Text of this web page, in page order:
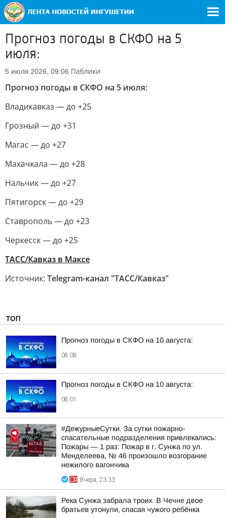
Прогноз погоды в СКФО на 5
июля:
5 июля 2026, 09:06 Паблики
Прогноз погоды в СКФО на 5 июля:
Владикавказ — до +25
Грозный — до +31
Магас — до +27
Махачкала — до +28
Нальчик — до +27
Пятигорск — до +29
Ставрополь — до +23
Черкесск — до +25
ТАСС/Кавказ в Максе
Источник: Telegram-канал "ТАСС/Кавказ"
ТОП
Прогноз погоды в СКФО на 10 августа:
08:08
Прогноз погоды в СКФО на 10 августа:
08:01
#ДежурныеСутки. За сутки пожарно-
спасательные подразделения привлекались:
Пожары — 1 раз: Пожар в г. Сунжа по ул.
Менделеева, № 46 произошло возгорание
нежилого вагончика
Вчера, 23:33
Река Сунжа забрала троих. В Чечне двое
братьев утонули, спасая чужого ребёнка